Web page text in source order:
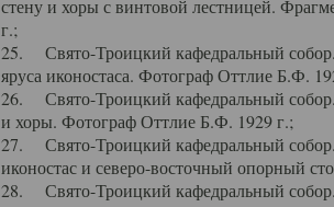
стену и хоры с винтовой лестницей.
г.;
25. Свято-Троицкий кафедральный
яруса иконостаса. Фотограф Оттлие Б.Ф.
26. Свято-Троицкий кафедральный
и хоры. Фотограф Оттлие Б.Ф. 1929 г.;
27. Свято-Троицкий кафедральный
иконостас и северо-восточный опорный
28. Свято-Троицкий кафедральный